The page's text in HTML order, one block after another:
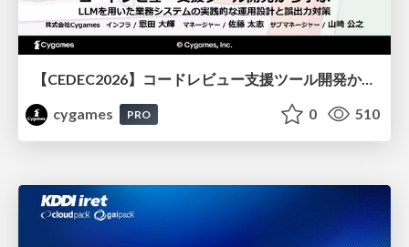
【CEDEC2026】コードレビュー支援ツール開発から学ぶ：LLMを用いた業務システムの実践的な運用設計と誤出力対策
cygames
PRO 0 510